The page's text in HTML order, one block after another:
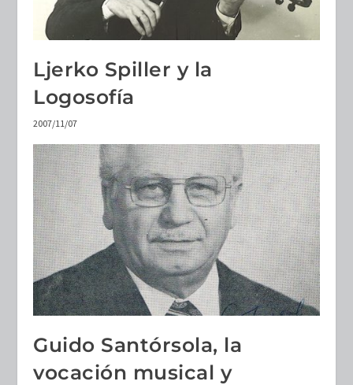
Ljerko Spiller y la
Logosofía
2007/11/07
Guido Santórsola, la
vocación musical y